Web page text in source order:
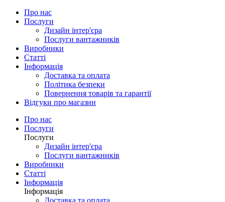
Про нас
Послуги
Дизайн інтер'єра
Послуги вантажників
Виробники
Статті
Інформація
Доставка та оплата
Політика безпеки
Повернення товарів та гарантії
Відгуки про магазин
Про нас
Послуги
Послуги
Дизайн інтер'єра
Послуги вантажників
Виробники
Статті
Інформація
Інформація
Доставка та оплата